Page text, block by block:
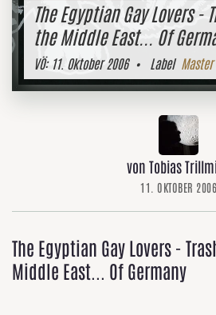
The Egyptian Gay Lovers -
the Middle East... Of
VÖ:11. Oktober 2006• Label Master
von Tobias
11. OKTOBER 2006
The Egyptian Gay Lovers -
Middle East... Of Germany